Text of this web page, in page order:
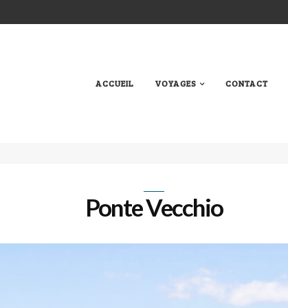
ACCUEIL VOYAGES CONTACT
Ponte Vecchio